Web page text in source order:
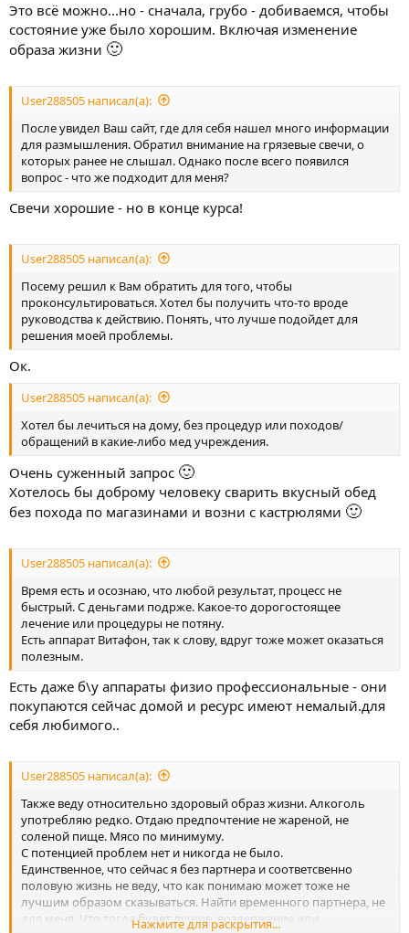
Это всё можно...но - сначала, грубо - добиваемся, чтобы
состояние уже было хорошим. Включая изменение
образа жизни 🙂
User288505 написал(а):
После увидел Ваш сайт, где для себя нашел много информации
для размышления. Обратил внимание на грязевые свечи, о
которых ранее не слышал. Однако после всего появился
вопрос - что же подходит для меня?
Свечи хорошие - но в конце курса!
User288505 написал(а):
Посему решил к Вам обратить для того, чтобы
проконсультироваться. Хотел бы получить что-то вроде
руководства к действию. Понять, что лучше подойдет для
решения моей проблемы.
Ок.
User288505 написал(а):
Хотел бы лечиться на дому, без процедур или походов/
обращений в какие-либо мед учреждения.
Очень суженный запрос 🙂
Хотелось бы доброму человеку сварить вкусный обед
без похода по магазинами и возни с кастрюлями 🙂
User288505 написал(а):
Время есть и осознаю, что любой результат, процесс не
быстрый. С деньгами подрже. Какое-то дорогостоящее
лечение или процедуры не потяну.
Есть аппарат Витафон, так к слову, вдруг тоже может оказаться
полезным.
Есть даже б\у аппараты физио профессиональные - они
покупаются сейчас домой и ресурс имеют немалый.для
себя любимого..
User288505 написал(а):
Также веду относительно здоровый образ жизни. Алкоголь
употребляю редко. Отдаю предпочтение не жареной, не
соленой пище. Мясо по минимуму.
С потенцией проблем нет и никогда не было.
Единственное, что сейчас я без партнера и соответсвенно
половую жизнь не веду, что как понимаю может тоже не
лучшим образом сказываться. Найти временного партнера, не
для меня. Что тогда будет лучше, воздержание или
Нажмите для раскрытия...